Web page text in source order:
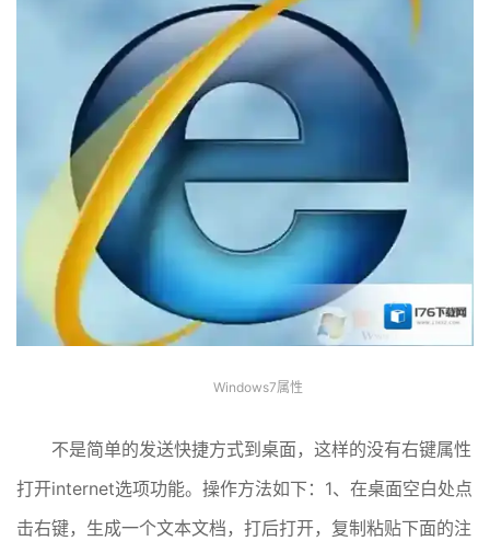
Windows7属性
不是简单的发送快捷方式到桌面，这样的没有右键属性
打开internet选项功能。操作方法如下：1、在桌面空白处点
击右键，生成一个文本文档，打后打开，复制粘贴下面的注